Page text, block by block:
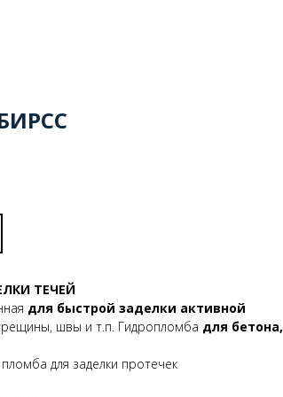
ТЕЧЕЙ
для быстрой заделки активной
швы и т.п. Гидропломба для бетона,
для заделки протечек